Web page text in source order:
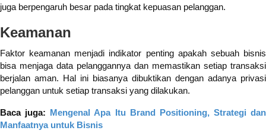
juga berpengaruh besar pada tingkat kepuasan pelanggan.
Keamanan
Faktor keamanan menjadi indikator penting apakah sebuah bisnis
bisa menjaga data pelanggannya dan memastikan setiap transaksi
berjalan aman. Hal ini biasanya dibuktikan dengan adanya privasi
pelanggan untuk setiap transaksi yang dilakukan.
Baca juga: Mengenal Apa Itu Brand Positioning, Strategi dan
Manfaatnya untuk Bisnis